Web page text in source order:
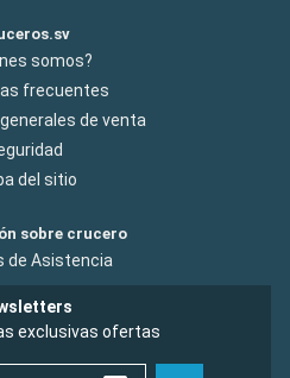
somos?
frecuentes
de venta
del sitio
sobre crucero
de Asistencia
exclusivas ofertas